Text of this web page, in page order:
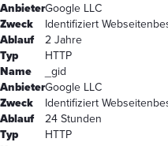
AnbieterGoogle LLC
Zweck
Identifiziert
Ablauf
2 Jahre
Typ
HTTP
Name
_gid
AnbieterGoogle LLC
Zweck
Identifiziert
Ablauf
24 Stunden
Typ
HTTP